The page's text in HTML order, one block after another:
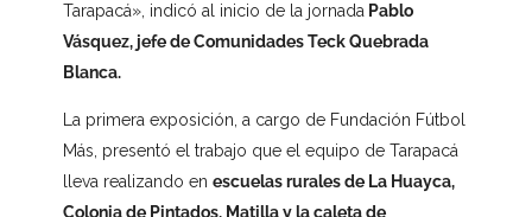
Tarapacá», indicó al inicio de la jornada Pablo
Vásquez, jefe de Comunidades Teck Quebrada
Blanca.
La primera exposición, a cargo de Fundación Fútbol
Más, presentó el trabajo que el equipo de Tarapacá
lleva realizando en escuelas rurales de La Huayca,
Colonia de Pintados, Matilla y la caleta de